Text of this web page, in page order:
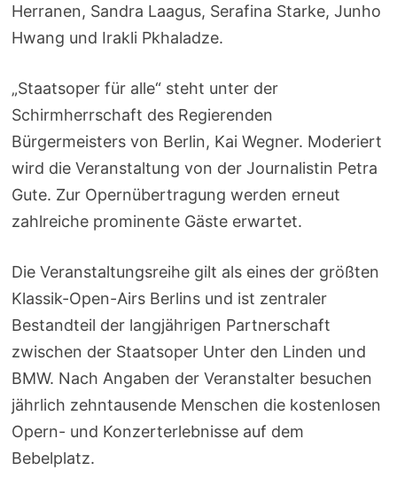
Herranen, Sandra Laagus, Serafina Starke, Junho
Hwang und Irakli Pkhaladze.
„Staatsoper für alle“ steht unter der
Schirmherrschaft des Regierenden
Bürgermeisters von Berlin, Kai Wegner. Moderiert
wird die Veranstaltung von der Journalistin Petra
Gute. Zur Opernübertragung werden erneut
zahlreiche prominente Gäste erwartet.
Die Veranstaltungsreihe gilt als eines der größten
Klassik-Open-Airs Berlins und ist zentraler
Bestandteil der langjährigen Partnerschaft
zwischen der Staatsoper Unter den Linden und
BMW. Nach Angaben der Veranstalter besuchen
jährlich zehntausende Menschen die kostenlosen
Opern- und Konzerterlebnisse auf dem
Bebelplatz.